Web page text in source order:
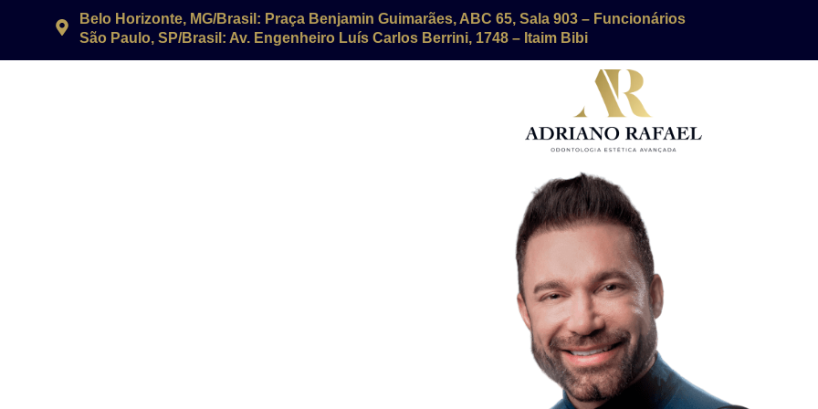
Belo Horizonte, MG/Brasil: Praça Benjamin Guimarães, ABC 65, Sala 903 – Funcionários
São Paulo, SP/Brasil: Av. Engenheiro Luís Carlos Berrini, 1748 – Itaim Bibi